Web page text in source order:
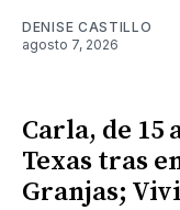
DENISE CASTILLO
agosto 7, 2026
Carla, de 15
Texas tras
Granjas;